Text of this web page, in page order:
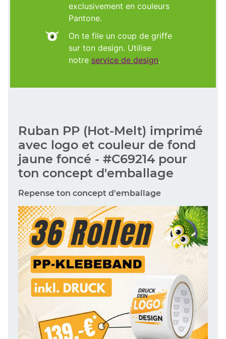
exclusivement en couleurs
Pantone.
On te file un coup de griffe
sur ton design. Utilise
notre service de design.
Ruban PP (Hot-Melt) imprimé
avec logo et couleur de fond
jaune foncé - #C69214 pour
ton concept d'emballage
Repense ton concept d'emballage